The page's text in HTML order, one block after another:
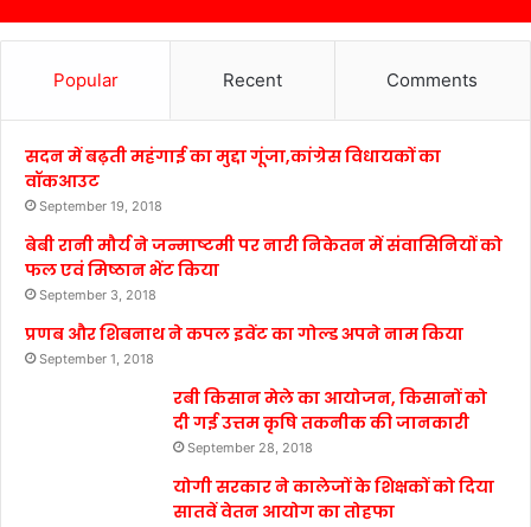
Popular Recent Comments
सदन में बढ़ती महंगाई का मुद्दा गूंजा,कांग्रेस विधायकों का
वॉकआउट
September 19, 2018
बेबी रानी मौर्य ने जन्माष्टमी पर नारी निकेतन में संवासिनियों को
फल एवं मिष्ठान भेंट किया
September 3, 2018
प्रणब और शिबनाथ ने कपल इवेंट का गोल्ड अपने नाम किया
September 1, 2018
रबी किसान मेले का आयोजन, किसानों को
दी गई उत्तम कृषि तकनीक की जानकारी
September 28, 2018
योगी सरकार ने कालेजों के शिक्षकों को दिया
सातवें वेतन आयोग का तोहफा